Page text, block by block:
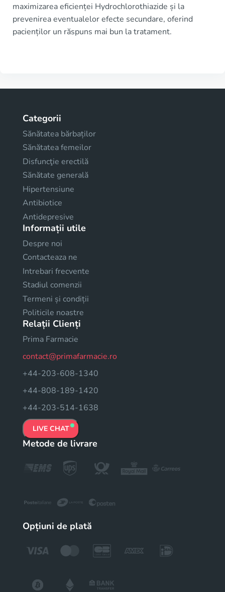
maximizarea eficienței Hydrochlorothiazide și la
prevenirea eventualelor efecte secundare, oferind
pacienților un răspuns mai bun la tratament.
Categorii
Sănătatea bărbaților
Sănătatea femeilor
Disfuncţie erectilă
Sănătate generală
Hipertensiune
Antibiotice
Antidepresive
Informații utile
Despre noi
Contacteaza ne
Intrebari frecvente
Stadiul comenzii
Termeni și condiții
Politicile noastre
Relații Clienți
Prima Farmacie
contact@primafarmacie.ro
+44-203-608-1340
+44-808-189-1420
+44-203-514-1638
LIVE CHAT
Metode de livrare
Opțiuni de plată